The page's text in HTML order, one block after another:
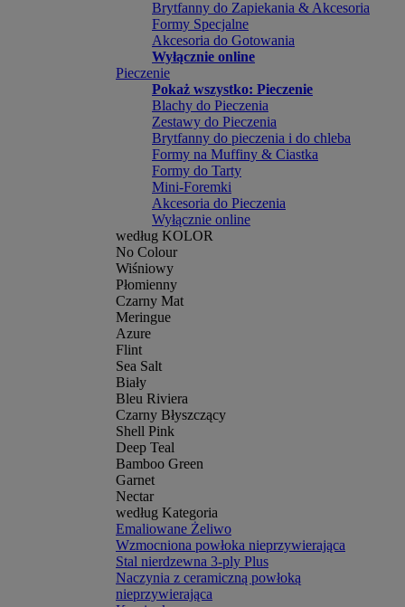
Brytfanny do Zapiekania & Akcesoria
Formy Specjalne
Akcesoria do Gotowania
Wyłącznie online
Pieczenie
Pokaż wszystko: Pieczenie
Blachy do Pieczenia
Zestawy do Pieczenia
Brytfanny do pieczenia i do chleba
Formy na Muffiny & Ciastka
Formy do Tarty
Mini-Foremki
Akcesoria do Pieczenia
Wyłącznie online
według KOLOR
No Colour
Wiśniowy
Płomienny
Czarny Mat
Meringue
Azure
Flint
Sea Salt
Biały
Bleu Riviera
Czarny Błyszczący
Shell Pink
Deep Teal
Bamboo Green
Garnet
Nectar
według Kategoria
Emaliowane Żeliwo
Wzmocniona powłoka nieprzywierająca
Stal nierdzewna 3-ply Plus
Naczynia z ceramiczną powłoką
nieprzywierająca